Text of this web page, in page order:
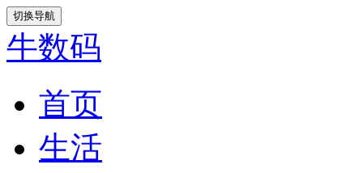
切换导航
牛数码
首页
生活